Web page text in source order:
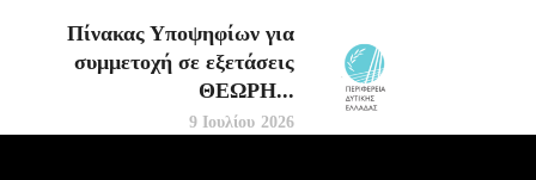
Πίνακας Υποψηφίων για
συμμετοχή σε εξετάσεις
ΘΕΩΡΗ...
9 Ιουλίου 2026